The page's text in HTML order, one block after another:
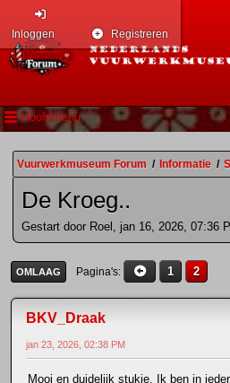
Hoofdmenu
Inloggen Registreren
Vuurwerkmuseum Forum / Informatie /
De Kroeg..
Gestart door Roel, jan 16, 2026, 07:36
OMLAAG Pagina's 1 2
BKV_Draak
jan 23, 2026, 02:38 PM
Mooi en duidelijk stukje. Ik ben in